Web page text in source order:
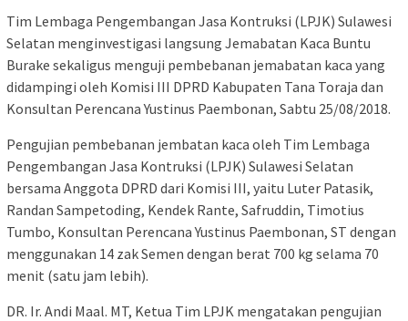
Tim Lembaga Pengembangan Jasa Kontruksi (LPJK) Sulawesi
Selatan menginvestigasi langsung Jemabatan Kaca Buntu
Burake sekaligus menguji pembebanan jemabatan kaca yang
didampingi oleh Komisi III DPRD Kabupaten Tana Toraja dan
Konsultan Perencana Yustinus Paembonan, Sabtu 25/08/2018.
Pengujian pembebanan jembatan kaca oleh Tim Lembaga
Pengembangan Jasa Kontruksi (LPJK) Sulawesi Selatan
bersama Anggota DPRD dari Komisi III, yaitu Luter Patasik,
Randan Sampetoding, Kendek Rante, Safruddin, Timotius
Tumbo, Konsultan Perencana Yustinus Paembonan, ST dengan
menggunakan 14 zak Semen dengan berat 700 kg selama 70
menit (satu jam lebih).
DR. Ir. Andi Maal. MT, Ketua Tim LPJK mengatakan pengujian